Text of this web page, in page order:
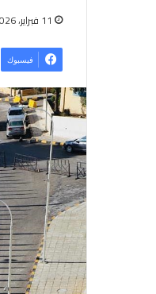
11 فبراير، 2026
فيسبوك